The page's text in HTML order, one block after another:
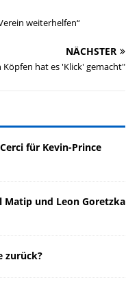
weiterhelfen“
NÄCHSTER
hat es 'Klick' gemacht"
für Kevin-Prince
Matip und Leon Goretzka
zurück?